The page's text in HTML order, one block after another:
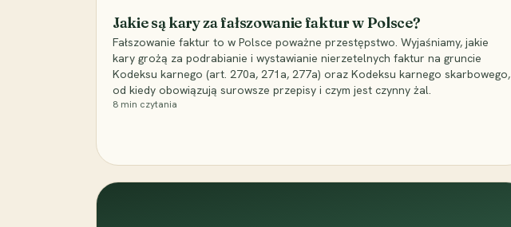
Jakie są kary za fałszowanie faktur w Polsce?
Fałszowanie faktur to w Polsce poważne przestępstwo. Wyjaśniamy, jakie
kary grożą za podrabianie i wystawianie nierzetelnych faktur na gruncie
Kodeksu karnego (art. 270a, 271a, 277a) oraz Kodeksu karnego skarbowego,
od kiedy obowiązują surowsze przepisy i czym jest czynny żal.
8 min czytania